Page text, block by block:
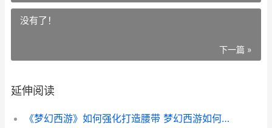
没有了！
下一篇 »
延伸阅读
《梦幻西游》如何强化打造腰带 梦幻西游如何退出帮派